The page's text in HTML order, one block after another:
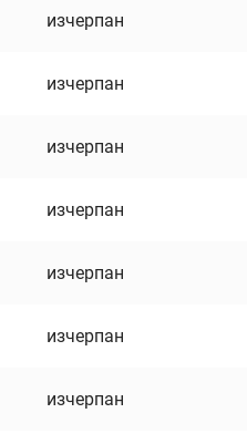
изчерпан
изчерпан
изчерпан
изчерпан
изчерпан
изчерпан
изчерпан